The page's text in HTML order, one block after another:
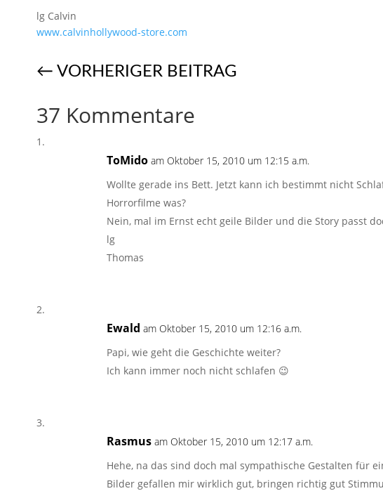
lg Calvin
www.calvinhollywood-store.com
← VORHERIGER BEITRAG
37 Kommentare
ToMido am Oktober 15, 2010 um 12:15 a.m.
Wollte gerade ins Bett. Jetzt kann ich bestimmt nicht
Horrorfilme was?
Nein, mal im Ernst echt geile Bilder und die Story passt
lg
Thomas
Ewald am Oktober 15, 2010 um 12:16 a.m.
Papi, wie geht die Geschichte weiter?
Ich kann immer noch nicht schlafen 😉
Rasmus am Oktober 15, 2010 um 12:17 a.m.
Hehe, na das sind doch mal sympathische Gestalten für
Bilder gefallen mir wirklich gut, bringen richtig gut